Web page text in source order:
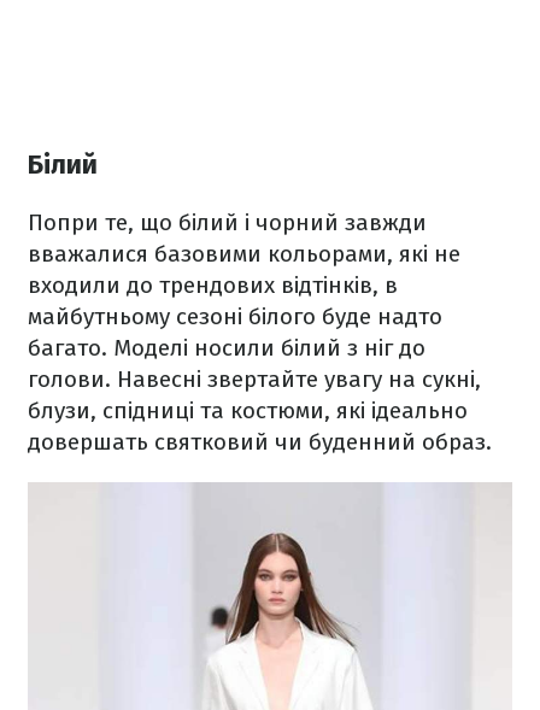
Білий
Попри те, що білий і чорний завжди
вважалися базовими кольорами, які не
входили до трендових відтінків, в
майбутньому сезоні білого буде надто
багато. Моделі носили білий з ніг до
голови. Навесні звертайте увагу на сукні,
блузи, спідниці та костюми, які ідеально
довершать святковий чи буденний образ.